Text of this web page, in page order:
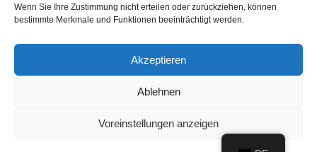
Wenn Sie Ihre Zustimmung nicht erteilen oder zurückziehen, können
bestimmte Merkmale und Funktionen beeinträchtigt werden.
Akzeptieren
Ablehnen
Voreinstellungen anzeigen
Advice Announcements Circuits Commercial
How To Lighting News Residential Solution
This Child Theme is created by the Divi specialists